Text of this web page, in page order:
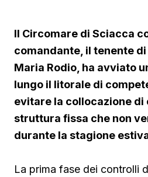
Il Circomare di Sciacca
comandante, il tenente
Maria Rodio, ha avviato
lungo il litorale di
evitare la collocazione di
struttura fissa che non
durante la stagione
La prima fase dei controlli